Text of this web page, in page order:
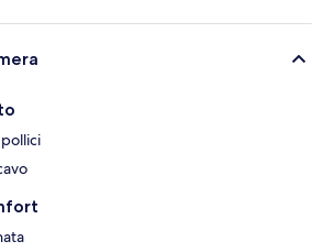
pollici